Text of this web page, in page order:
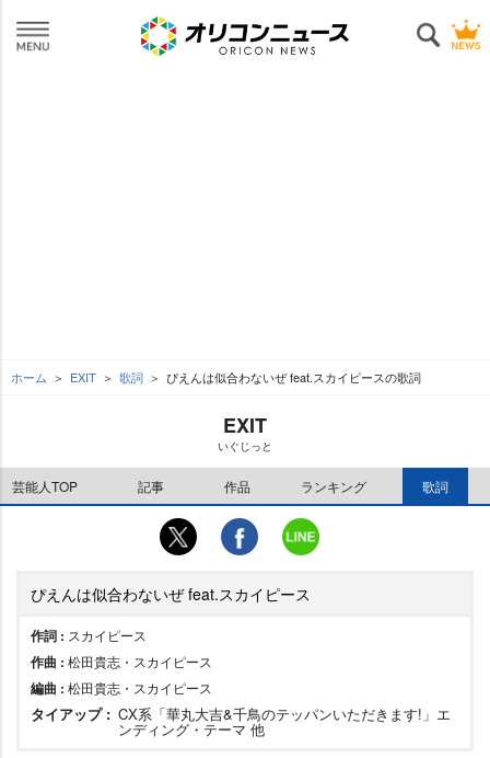
ホーム EXIT 歌詞 ぴえんは似合わないぜ feat.スカイピースの歌詞
EXIT
いぐじっと
芸能人TOP 記事 作品 ランキング 歌詞
ぴえんは似合わないぜ feat.スカイピース
作詞 : スカイピース
作曲 : 松田貴志・スカイピース
編曲 : 松田貴志・スカイピース
タイアップ : CX系「華丸大吉&千鳥のテッパンいただきます!」エ
ンディング・テーマ 他